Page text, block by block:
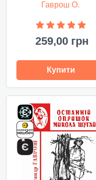
Гаврош О.
259,00 грн
Купити